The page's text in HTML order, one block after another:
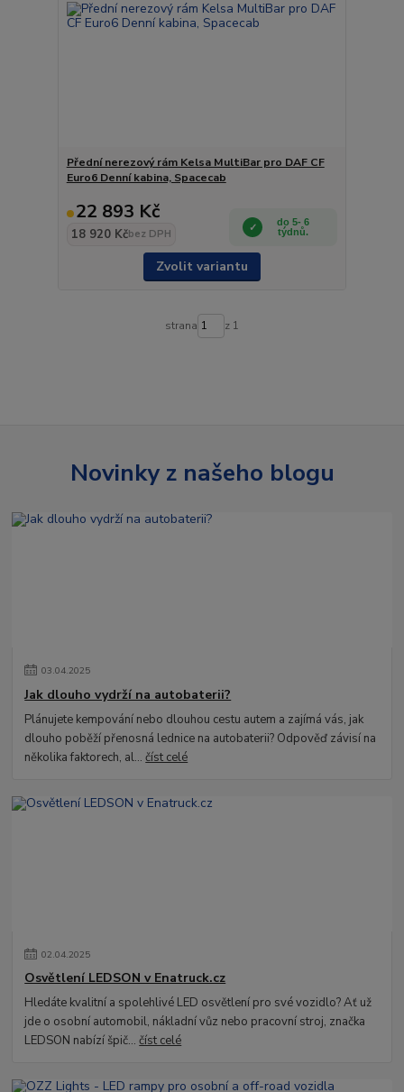
Přední nerezový rám Kelsa MultiBar pro DAF CF
Euro6 Denní kabina, Spacecab
22 893 Kč
18 920 Kčbez DPH
do 5- 6
týdnů.
Zvolit variantu
strana z 1
Novinky z našeho blogu
03.04.2025
Jak dlouho vydrží na autobaterii?
Plánujete kempování nebo dlouhou cestu autem a zajímá vás, jak
dlouho poběží přenosná lednice na autobaterii? Odpověď závisí na
několika faktorech, al...číst celé
02.04.2025
Osvětlení LEDSON v Enatruck.cz
Hledáte kvalitní a spolehlivé LED osvětlení pro své vozidlo? Ať už
jde o osobní automobil, nákladní vůz nebo pracovní stroj, značka
LEDSON nabízí špič...číst celé